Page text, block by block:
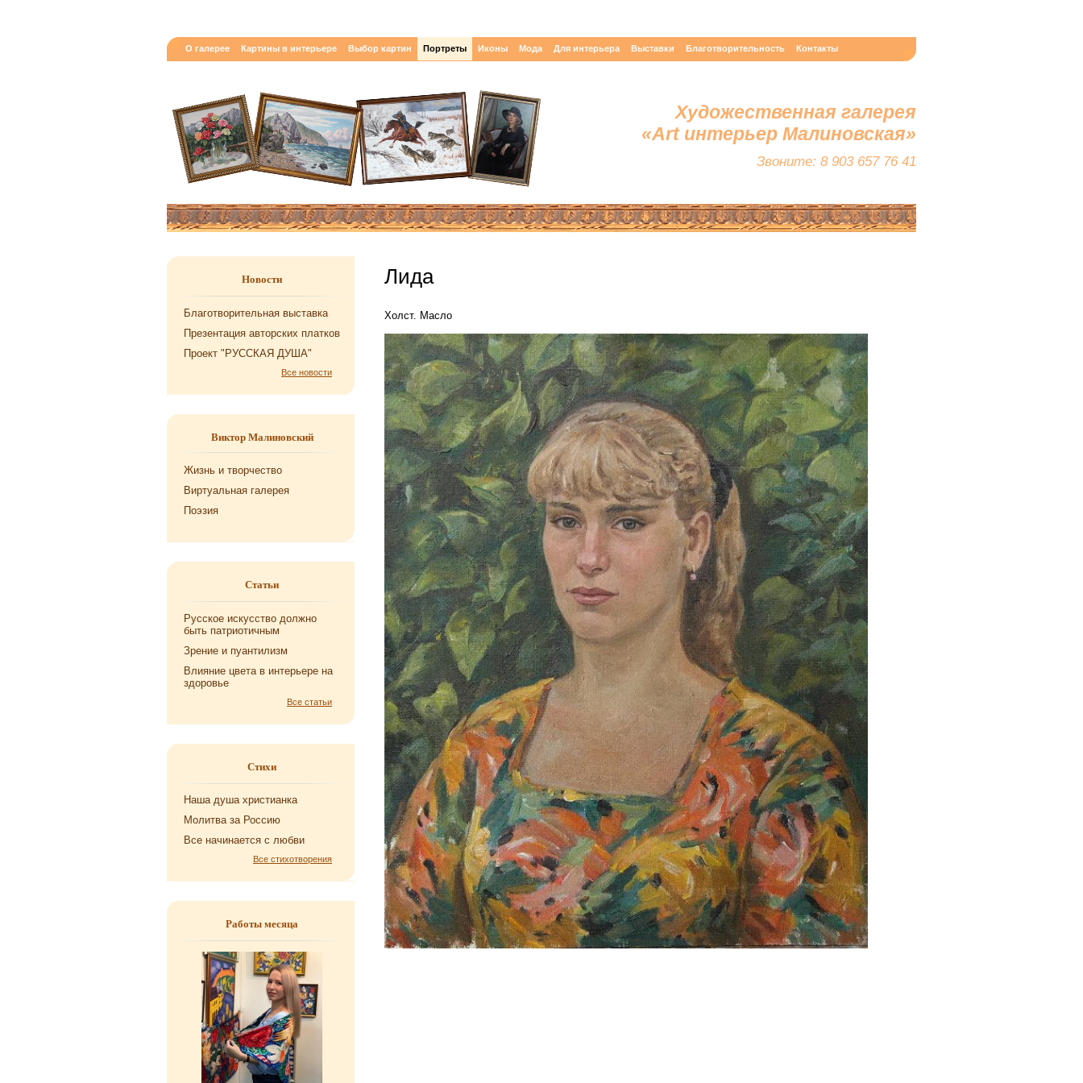
О галерее Картины в интерьере Выбор картин Портреты Иконы Мода Для интерьера Выставки Благотворительность Контакты
Художественная галерея
«Art интерьер Малиновская»
Звоните: 8 903 657 76 41
Новости
Благотворительная выставка
Презентация авторских платков
Проект "РУССКАЯ ДУША"
Все новости
Виктор Малиновский
Жизнь и творчество
Виртуальная галерея
Поэзия
Статьи
Русское искусство должно
быть патриотичным
Зрение и пуантилизм
Влияние цвета в интерьере на
здоровье
Все статьи
Стихи
Наша душа хри­сти­ан­ка
Мо­лит­ва за Рос­сию
Все на­чи­на­ет­ся с любви
Все стихотворения
Работы месяца
Лида
Холст. Масло